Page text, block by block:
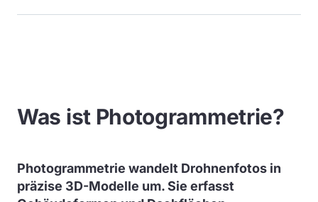
Was ist Photogrammetrie?
Photogrammetrie wandelt Drohnenfotos in
präzise 3D-Modelle um. Sie erfasst